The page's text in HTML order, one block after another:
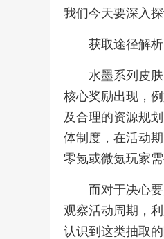
我们今天要深入探
获取途径解
水墨系列皮
核心奖励出现，
及合理的资源规
体制度，在活动
零氪或微氪玩家需
而对于决心
观察活动周期，
认识到这类抽取